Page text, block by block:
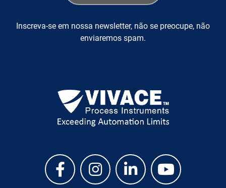
Inscreva-se em nossa newsletter, não se preocupe, não
enviaremos spam.